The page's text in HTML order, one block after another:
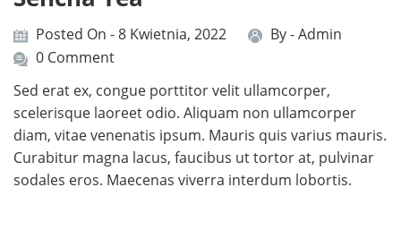
Posted On - 8 Kwietnia, 2022 By -Admin
0 Comment
Sed erat ex, congue porttitor velit ullamcorper,
scelerisque laoreet odio. Aliquam non ullamcorper
diam, vitae venenatis ipsum. Mauris quis varius mauris.
Curabitur magna lacus, faucibus ut tortor at, pulvinar
sodales eros. Maecenas viverra interdum lobortis.